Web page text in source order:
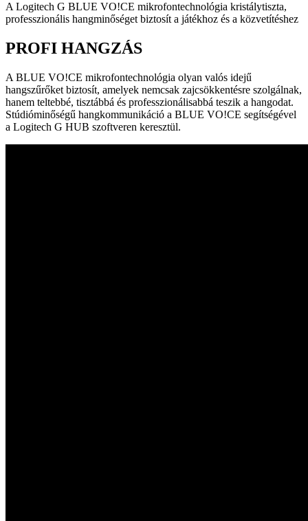
A Logitech G BLUE VO!CE mikrofontechnológia kristálytiszta,
professzionális hangminőséget biztosít a játékhoz és a közvetítéshez
PROFI HANGZÁS
A BLUE VO!CE mikrofontechnológia olyan valós idejű
hangszűrőket biztosít, amelyek nemcsak zajcsökkentésre szolgálnak,
hanem teltebbé, tisztábbá és professzionálisabbá teszik a hangodat.
Stúdióminőségű hangkommunikáció a BLUE VO!CE segítségével
a Logitech G HUB szoftveren keresztül.